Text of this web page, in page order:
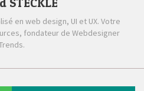
STECKLE
en web design, UI et UX. Votre
fondateur de Webdesigner